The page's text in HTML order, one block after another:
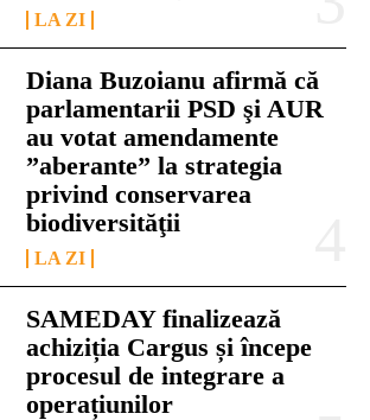
LA ZI
Diana Buzoianu afirmă că
parlamentarii PSD şi AUR
au votat amendamente
”aberante” la strategia
privind conservarea
biodiversităţii
LA ZI
SAMEDAY finalizează
achiziția Cargus și începe
procesul de integrare a
operațiunilor